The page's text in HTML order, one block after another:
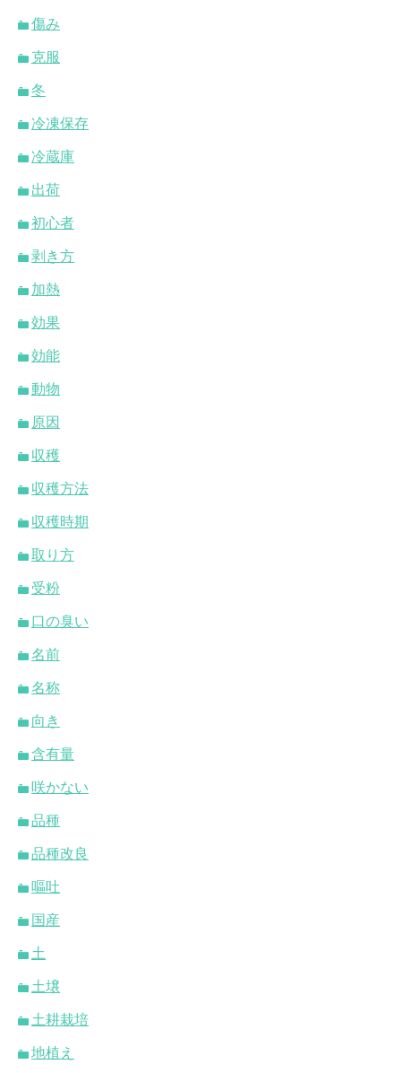
傷み
克服
冬
冷凍保存
冷蔵庫
出荷
初心者
剥き方
加熱
効果
効能
動物
原因
収穫
収穫方法
収穫時期
取り方
受粉
口の臭い
名前
名称
向き
含有量
咲かない
品種
品種改良
嘔吐
国産
土
土壌
土耕栽培
地植え